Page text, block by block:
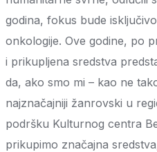
godina, fokus bude
onkologije. Ove godine, po
i prikupljena sredstva
da, ako smo mi – kao ne
najznačajniji žanrovski u
podršku Kulturnog centra
prikupimo značajna